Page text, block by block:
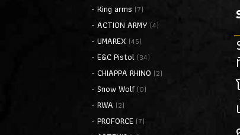
- King arms (7)
- ACTION ARMY (4)
- UMAREX (45)
- E&C Pistol (34)
- CHIAPPA RHINO (2)
- Snow Wolf (0)
- RWA (2)
- PROFORCE (7)